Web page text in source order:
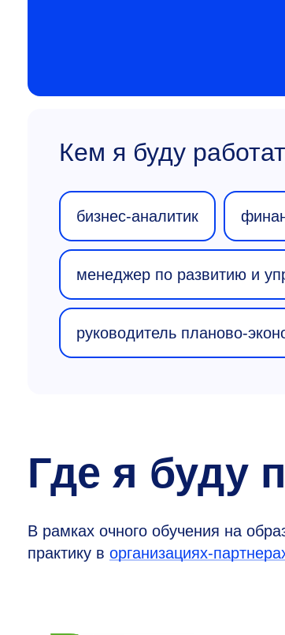
Кем я буду
бизнес-аналитик
менеджер по развитию и
руководитель планово-
Где я буду
В рамках очного обучения на
практику в организациях-